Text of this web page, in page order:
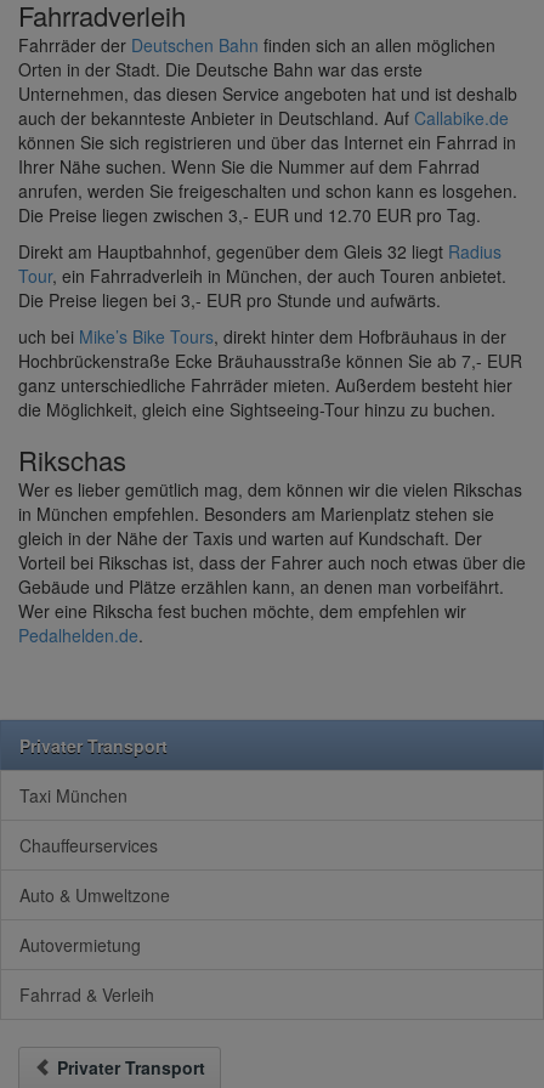
Fahrradverleih
Fahrräder der Deutschen Bahn finden sich an allen möglichen
Orten in der Stadt. Die Deutsche Bahn war das erste
Unternehmen, das diesen Service angeboten hat und ist deshalb
auch der bekannteste Anbieter in Deutschland. Auf Callabike.de
können Sie sich registrieren und über das Internet ein Fahrrad in
Ihrer Nähe suchen. Wenn Sie die Nummer auf dem Fahrrad
anrufen, werden Sie freigeschalten und schon kann es losgehen.
Die Preise liegen zwischen 3,- EUR und 12.70 EUR pro Tag.
Direkt am Hauptbahnhof, gegenüber dem Gleis 32 liegt Radius
Tour, ein Fahrradverleih in München, der auch Touren anbietet.
Die Preise liegen bei 3,- EUR pro Stunde und aufwärts.
uch bei Mike’s Bike Tours, direkt hinter dem Hofbräuhaus in der
Hochbrückenstraße Ecke Bräuhausstraße können Sie ab 7,- EUR
ganz unterschiedliche Fahrräder mieten. Außerdem besteht hier
die Möglichkeit, gleich eine Sightseeing-Tour hinzu zu buchen.
Rikschas
Wer es lieber gemütlich mag, dem können wir die vielen Rikschas
in München empfehlen. Besonders am Marienplatz stehen sie
gleich in der Nähe der Taxis und warten auf Kundschaft. Der
Vorteil bei Rikschas ist, dass der Fahrer auch noch etwas über die
Gebäude und Plätze erzählen kann, an denen man vorbeifährt.
Wer eine Rikscha fest buchen möchte, dem empfehlen wir
Pedalhelden.de.
Privater Transport
Taxi München
Chauffeurservices
Auto & Umweltzone
Autovermietung
Fahrrad & Verleih
Privater Transport